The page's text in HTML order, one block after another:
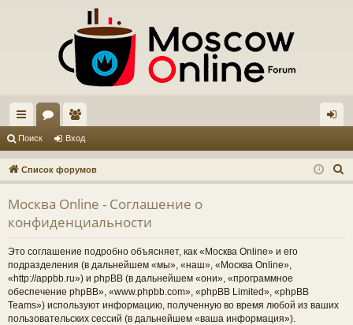
с
ы
лк
и
ум
ы
ол
ьз
ов
ат
и
д
Поиск Вход
Список форумов
о
Москва Online - Соглашение о
конфиденциальности
Это соглашение подробно объясняет, как «Москва Online» и его
подразделения (в дальнейшем «мы», «наш», «Москва Online»,
«http://appbb.ru») и phpBB (в дальнейшем «они», «программное
обеспечение phpBB», «www.phpbb.com», «phpBB Limited», «phpBB
Teams») используют информацию, полученную во время любой из ваших
пользовательских сессий (в дальнейшем «ваша информация»).